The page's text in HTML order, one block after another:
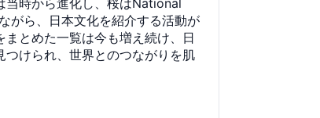
がら、日本文化を紹介する活動が
とめた一覧は今も増え続け、日
けられ、世界とのつながりを肌